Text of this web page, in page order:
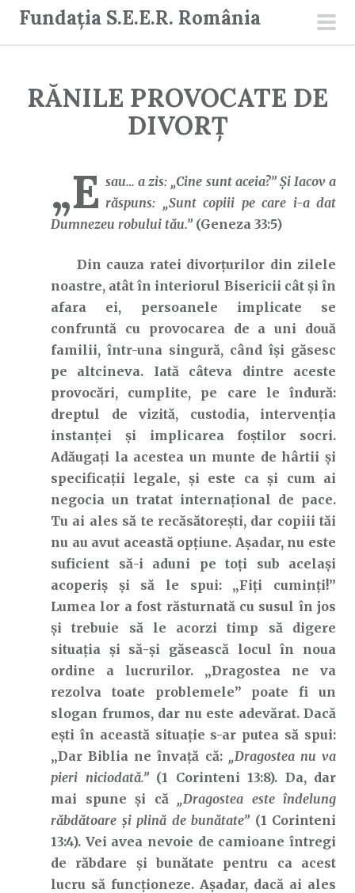
Fundația S.E.E.R. România
RĂNILE PROVOCATE DE
DIVORȚ
„E sau… a zis: „Cine sunt aceia?” Şi Iacov a
răspuns: „Sunt copiii pe care i-a dat
Dumnezeu robului tău.” (Geneza 33:5)
Din cauza ratei divorțurilor din zilele
noastre, atât în interiorul Bisericii cât și în
afara ei, persoanele implicate se
confruntă cu provocarea de a uni două
familii, într-una singură, când își găsesc
pe altcineva. Iată câteva dintre aceste
provocări, cumplite, pe care le îndură:
dreptul de vizită, custodia, intervenția
instanței și implicarea foștilor socri.
Adăugați la acestea un munte de hârtii și
specificații legale, și este ca și cum ai
negocia un tratat internațional de pace.
Tu ai ales să te recăsătorești, dar copiii tăi
nu au avut această opțiune. Așadar, nu este
suficient să-i aduni pe toți sub același
acoperiș și să le spui: „Fiți cuminți!”
Lumea lor a fost răsturnată cu susul în jos
și trebuie să le acorzi timp să digere
situația și să-și găsească locul în noua
ordine a lucrurilor. „Dragostea ne va
rezolva toate problemele” poate fi un
slogan frumos, dar nu este adevărat. Dacă
ești în această situație s-ar putea să spui:
„Dar Biblia ne învață că: „Dragostea nu va
pieri niciodată.”(1 Corinteni 13:8). Da, dar
mai spune și că „Dragostea este îndelung
răbdătoare și plină de bunătate” (1 Corinteni
13:4). Vei avea nevoie de camioane întregi
de răbdare și bunătate pentru ca acest
lucru să funcționeze. Așadar, dacă ai ales